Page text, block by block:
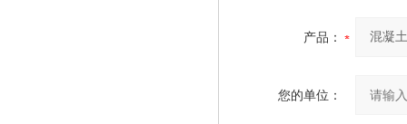
产品：
您的单位：